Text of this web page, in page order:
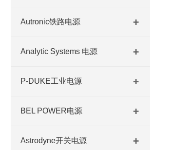
Autronic铁路电源
Analytic Systems 电源
P-DUKE工业电源
BEL POWER电源
Astrodyne开关电源